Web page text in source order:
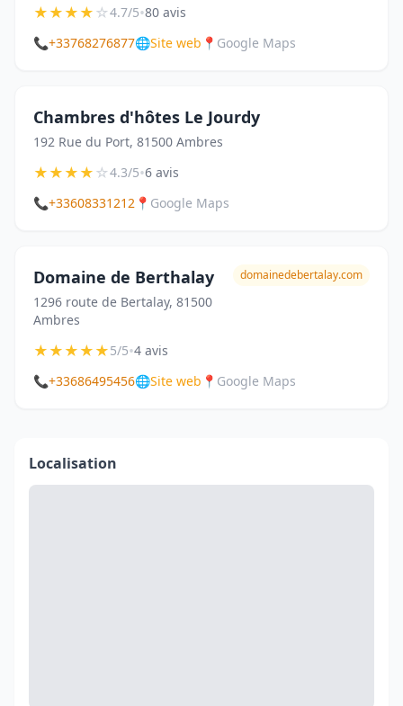
★★★★☆4.7/5•80 avis
📞+33768276877🌐Site web 📍 Google Maps
Chambres d'hôtes Le Jourdy
192 Rue du Port, 81500 Ambres
★★★★☆4.3/5•6 avis
📞+33608331212 📍 Google Maps
Domaine de Berthalay
1296 route de Bertalay, 81500
Ambres
domainedebertalay.com
★★★★★5/5•4 avis
📞+33686495456🌐Site web 📍 Google Maps
Localisation